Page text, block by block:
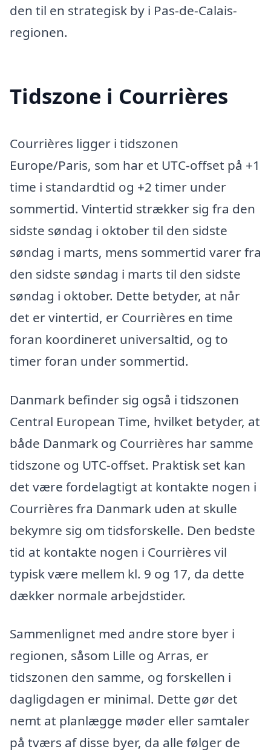
den til en strategisk by i Pas-de-Calais-
regionen.
Tidszone i Courrières
Courrières ligger i tidszonen
Europe/Paris, som har et UTC-offset på +1
time i standardtid og +2 timer under
sommertid. Vintertid strækker sig fra den
sidste søndag i oktober til den sidste
søndag i marts, mens sommertid varer fra
den sidste søndag i marts til den sidste
søndag i oktober. Dette betyder, at når
det er vintertid, er Courrières en time
foran koordineret universaltid, og to
timer foran under sommertid.
Danmark befinder sig også i tidszonen
Central European Time, hvilket betyder, at
både Danmark og Courrières har samme
tidszone og UTC-offset. Praktisk set kan
det være fordelagtigt at kontakte nogen i
Courrières fra Danmark uden at skulle
bekymre sig om tidsforskelle. Den bedste
tid at kontakte nogen i Courrières vil
typisk være mellem kl. 9 og 17, da dette
dækker normale arbejdstider.
Sammenlignet med andre store byer i
regionen, såsom Lille og Arras, er
tidszonen den samme, og forskellen i
dagligdagen er minimal. Dette gør det
nemt at planlægge møder eller samtaler
på tværs af disse byer, da alle følger de